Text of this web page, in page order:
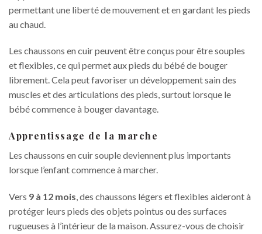
permettant une liberté de mouvement et en gardant les pieds
au chaud.
Les chaussons en cuir peuvent être conçus pour être souples
et flexibles, ce qui permet aux pieds du bébé de bouger
librement. Cela peut favoriser un développement sain des
muscles et des articulations des pieds, surtout lorsque le
bébé commence à bouger davantage.
Apprentissage de la marche
Les chaussons en cuir souple deviennent plus importants
lorsque l’enfant commence à marcher.
Vers 9 à 12 mois, des chaussons légers et flexibles aideront à
protéger leurs pieds des objets pointus ou des surfaces
rugueuses à l’intérieur de la maison. Assurez-vous de choisir